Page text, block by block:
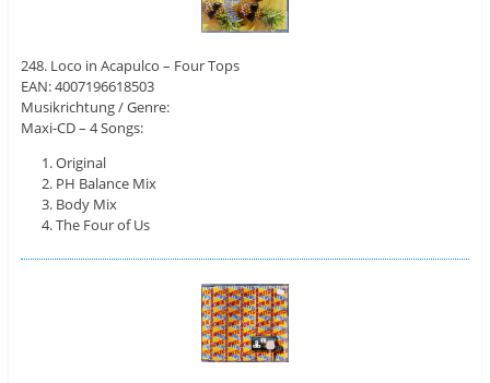
248. Loco in Acapulco – Four Tops
EAN: 4007196618503
Musikrichtung / Genre:
Maxi-CD – 4 Songs:
Original
PH Balance Mix
Body Mix
The Four of Us